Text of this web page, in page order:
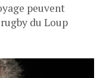
peuvent
du Loup